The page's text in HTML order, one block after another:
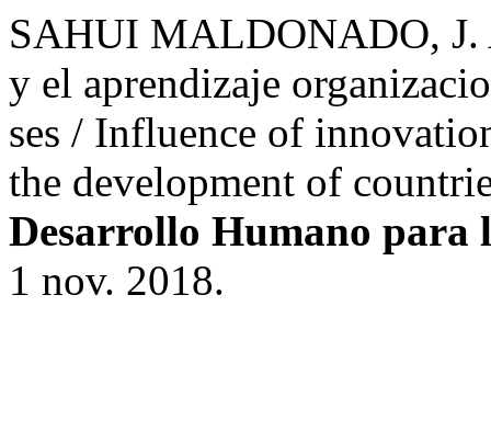
SAHUI MALDONADO, J.
y el aprendizaje
ses / Influence of
the development of
Desarrollo Humano para
1 nov. 2018.